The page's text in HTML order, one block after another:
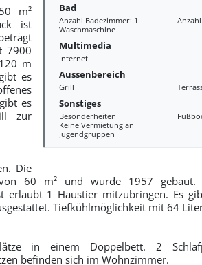
Bad
Anzahl Badezimmer: 1
Waschmaschine
Multimedia
Internet
Aussenbereich
Grill
Sonstiges
Besonderheiten
Keine Vermietung an
Jugendgruppen
m²
ist
7900
m
es
es
zur
Die
60 m² und wurde 1957
erlaubt 1 Haustier mitzubringen. Es
Tiefkühlmöglichkeit mit 64
in einem Doppelbett. 2
befinden sich im Wohnzimmer.